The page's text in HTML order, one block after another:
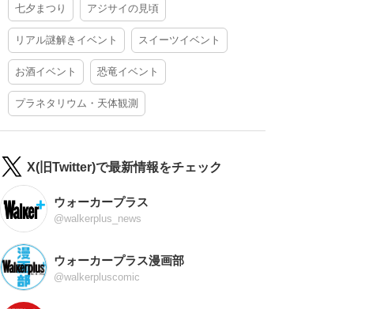
七夕まつり アジサイの見頃
リアル謎解きイベント スイーツイベント
お酒イベント 恐竜イベント
プラネタリウム・天体観測
X(旧Twitter)で最新情報をチェック
ウォーカープラス
@walkerplus_news
ウォーカープラス漫画部
@walkerpluscomic